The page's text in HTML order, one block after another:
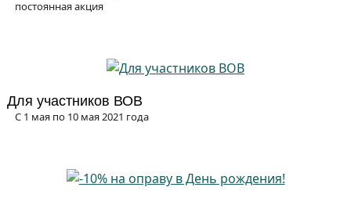
постоянная акция
Для участников ВОВ
С 1 мая по 10 мая 2021 года